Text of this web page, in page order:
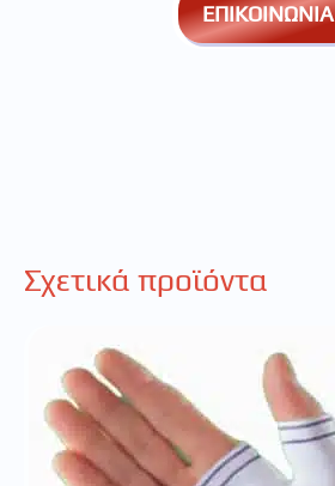
ΕΠΙΚΟΙΝΩΝΙΑ
Σχετικά προϊόντα